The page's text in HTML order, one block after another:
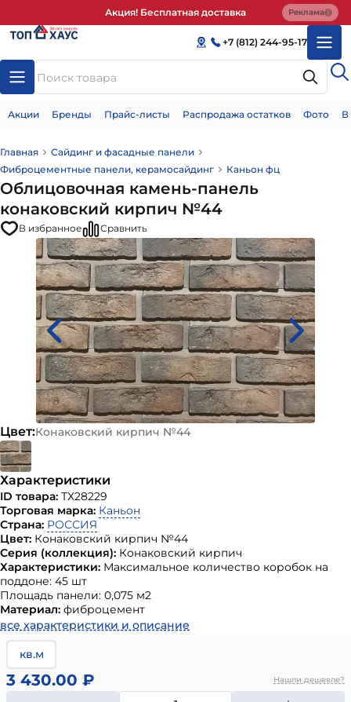
Акция! Бесплатная доставка Реклама
+7 (812) 244-95-17
Акции Бренды Прайс-листы Распродажа остатков Фото
Главная
Сайдинг и фасадные панели
Фиброцементные панели, керамосайдинг
Каньон фц
Облицовочная камень-панель
конаковский кирпич №44
В избранное Сравнить
Цвет:Конаковский кирпич №44
Характеристики
ID товара: ТХ28229
Торговая марка: Каньон
Страна: РОССИЯ
Цвет: Конаковский кирпич №44
Серия (коллекция): Конаковский кирпич
Характеристики: Максимальное количество коробок на
поддоне: 45 шт
Площадь панели: 0,075 м2
Материал: фиброцемент
все характеристики и описание
кв.м
3 430.00 ₽ Нашли дешевле?